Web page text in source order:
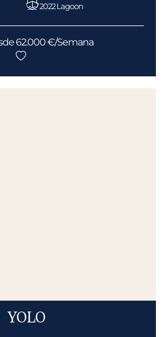
2022 Lagoon
62.000 €/Semana
YOLO